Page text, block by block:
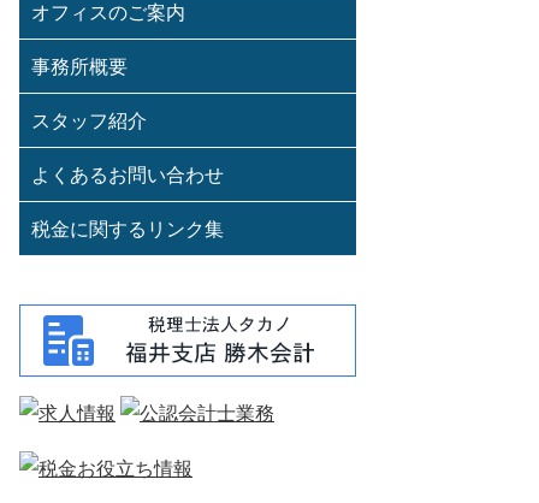
オフィスのご案内
事務所概要
スタッフ紹介
よくあるお問い合わせ
税金に関するリンク集